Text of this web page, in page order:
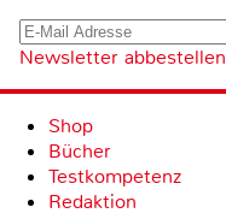
Newsletter abbestellen
Shop
Bücher
Testkompetenz
Redaktion